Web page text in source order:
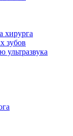
хирурга
зубов
ультразвука